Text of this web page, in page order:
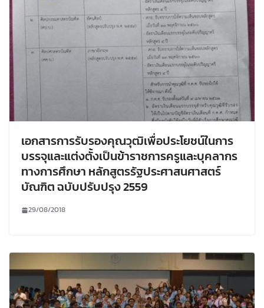
เอกสารการรับรองคุณวุฒิเพื่อประโยชน์ในการ
บรรจุและแต่งตั้งเป็นข้าราชการครูและบุคลากร
ทางการศึกษา หลักสูตรรัฐประศาสนศาสตร์
บัณฑิต ฉบับปรับปรุง 2559
29/08/2018